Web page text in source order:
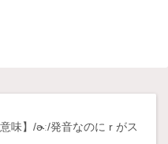
味】/ɚː/発音なのに r がス